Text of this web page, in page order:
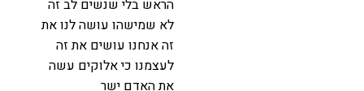
הראש בלי שנשים לב זה
לא שמישהו עושה לנו את
זה אנחנו עושים את זה
לעצמנו כי אלוקים עשה
את האדם ישר